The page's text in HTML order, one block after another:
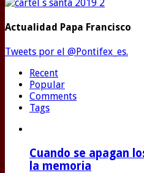
Actualidad Papa Francisco
Tweets por el @Pontifex_es.
Recent
Popular
Comments
Tags
Cuando se apagan
la memoria